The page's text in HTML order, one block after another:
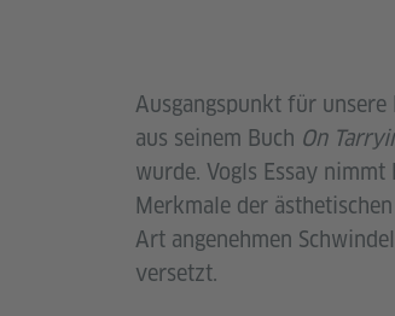
Ausgangspunkt für
aus seinem Buch On
wurde. Vogls Essay
Merkmale der
Art angenehmen
versetzt.